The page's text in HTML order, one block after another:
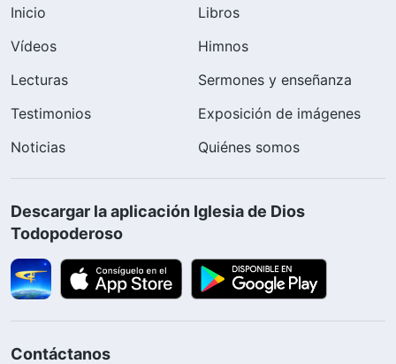
Inicio
Libros
Vídeos
Himnos
Lecturas
Sermones y enseñanza
Testimonios
Exposición de imágenes
Noticias
Quiénes somos
Descargar la aplicación Iglesia de Dios
Todopoderoso
Contáctanos